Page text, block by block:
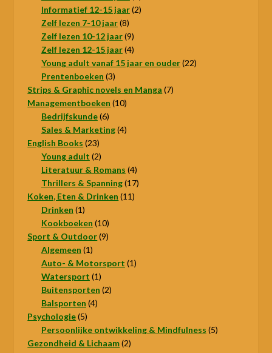
producten
Informatief 12-15 jaar 22
Zelf lezen 7-10 jaar 88
producten
Zelf lezen 10-12 jaar 99
producten
Zelf lezen 12-15 jaar 44
producten
Young adult vanaf 15 jaar en ouder 2222
Prentenboeken 33
producten
Strips & Graphic novels en Manga 77
Managementboeken 1010
Bedrijfskunde 66
producten
Sales & Marketing 44
English Books 2323
producten
Young adult 22
producten
Literatuur & Romans 44
producten
Thrillers & Spanning 1717
Koken, Eten & Drinken 1111
Drinken 11
product
Kookboeken 1010
producten
Sport & Outdoor 99
Algemeen 11
product
Auto- & Motorsport 11
Watersport 11
product
Buitensporten 22
Balsporten 44
Psychologie 55
producten
Persoonlijke ontwikkeling & Mindfulness 55
Gezondheid & Lichaam 22